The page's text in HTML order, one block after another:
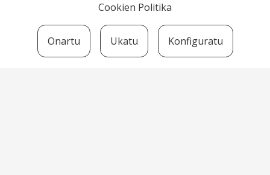
Cookien Politika
Onartu Ukatu Konfiguratu